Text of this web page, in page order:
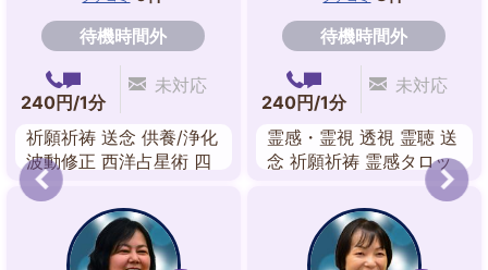
待機時間外
240円/1分
未対応
祈願祈祷 送念 供養/浄化
波動修正 西洋占星術 四
柱推命 マヤ暦 龍神カー
待機時間外
240円/1分
未対応
霊感・霊視 透視 霊聴 送
念 祈願祈祷 霊感タロッ